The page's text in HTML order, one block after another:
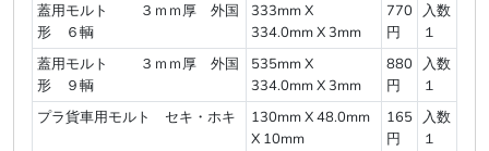
蓋用モルト ３ｍｍ厚 外国
形 ６輌
333mm X
334.0mm X 3mm
770
円
入数
１
蓋用モルト ３ｍｍ厚 外国
形 ９輌
535mm X
334.0mm X 3mm
880
円
入数
１
プラ貨車用モルト セキ・ホキ
130mm X 48.0mm
X 10mm
165
円
入数
１